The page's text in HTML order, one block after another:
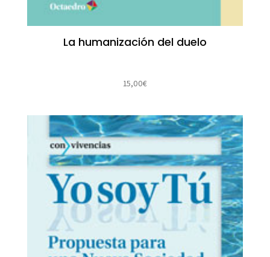
La humanización del duelo
15,00€